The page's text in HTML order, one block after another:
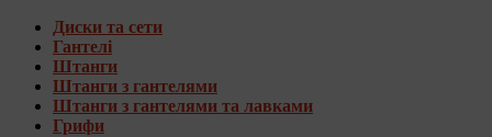
Диски та сети
Гантелі
Штанги
Штанги з гантелями
Штанги з гантелями та лавками
Грифи